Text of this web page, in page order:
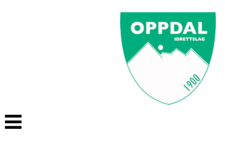
Veksle
navigasjon